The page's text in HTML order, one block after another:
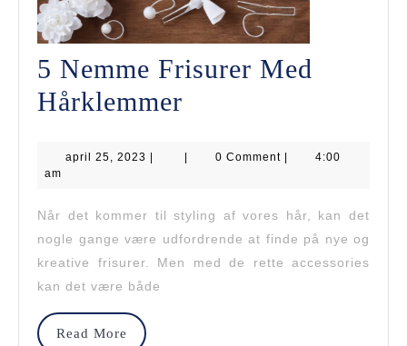
5 Nemme Frisurer Med
Hårklemmer
Frisurer
Hårklemmer
april 25, 2023 april
0 Comment
4:00
am
Når det kommer til styling af vores hår, kan det
nogle gange være udfordrende at finde på nye og
kreative frisurer. Men med de rette accessories
kan det være både
Read More
Read